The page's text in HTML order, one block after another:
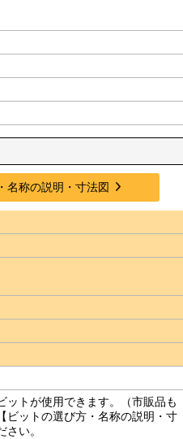
名称の説明・寸法図
ットが使用できます。（市販品も
ビットの選び方・名称の説明・寸
い。